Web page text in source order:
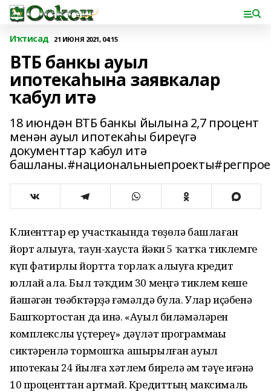
Иҡтисад 21 ИЮНЯ 2021, 04:15
ВТБ банкы ауыл
ипотекаһына заявкалар
ҡабул итә
18 июндән ВТБ банкы йылына 2,7 процент
менән ауыл ипотекаһы биреүгә
документтар ҡабул итә
Клиенттар ер участкаһында төҙөлә башлаған
йорт алыуға, таун-хауста йәки 5 ҡатҡа тиклемге
күп фатирлы йортта торлаҡ алыуға кредит
юллай ала. Был тәҡдим 30 меңгә тиклем кеше
йәшәгән төәбктәрҙә ғәмәлдә була. Улар иҫәбенә
Башҡортостан да инә. «Ауыл биләмәләрен
комплекслы үҫтереү» дәүләт программаһы
сиктәренлә тормошҡа ашырылған ауыл
ипотекаһы 24 йылға хәтлем бирелә һәм тәүһе иғәнә
10 проценттан артмай. Кредиттың максималь